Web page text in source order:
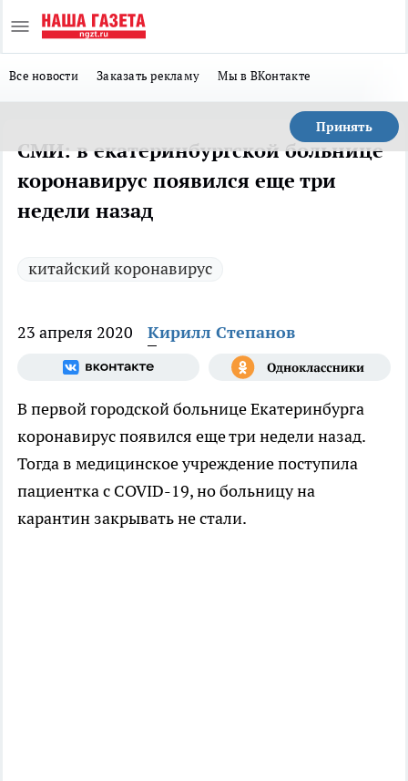
Все новости Заказать рекламу Мы в ВКонтакте
Принять
СМИ: в екатеринбургской больнице
коронавирус появился еще три
недели назад
китайский коронавирус
23 апреля 2020 Кирилл Степанов
В первой городской больнице Екатеринбурга
коронавирус появился еще три недели назад.
Тогда в медицинское учреждение поступила
пациентка с COVID-19, но больницу на
карантин закрывать не стали.